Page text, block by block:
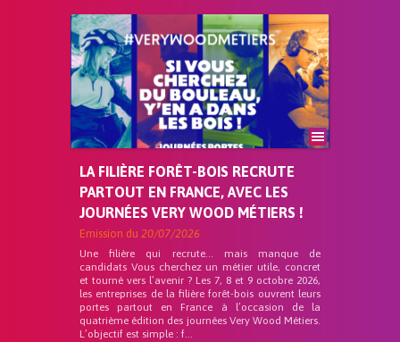
LA FILIÈRE FORÊT-BOIS RECRUTE
PARTOUT EN FRANCE, AVEC LES
JOURNÉES VERY WOOD MÉTIERS !
Emission du 20/07/2026
Une filière qui recrute… mais manque de
candidats Vous cherchez un métier utile, concret
et tourné vers l’avenir ? Les 7, 8 et 9 octobre 2026,
les entreprises de la filière forêt-bois ouvrent leurs
portes partout en France à l’occasion de la
quatrième édition des journées Very Wood Métiers.
L’objectif est simple : f...